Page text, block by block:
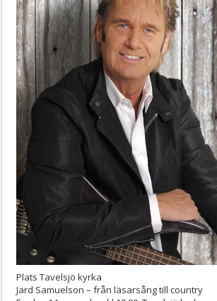
Plats Tavelsjö kyrka
Jard Samuelson – från läsarsång till country